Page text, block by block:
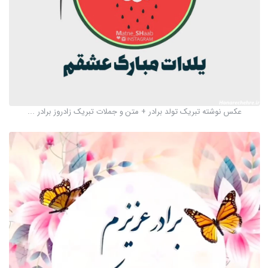
عکس نوشته تبریک تولد برادر + متن و جملات تبریک زادروز برادر ...